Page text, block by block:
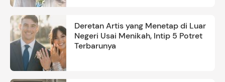
Deretan Artis yang Menetap di Luar
Negeri Usai Menikah, Intip 5 Potret
Terbarunya